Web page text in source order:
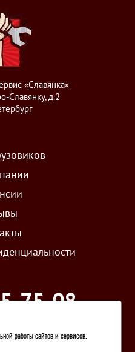
«Славянка»
Славянку, д.2
75-08
работы сайтов и сервисов.